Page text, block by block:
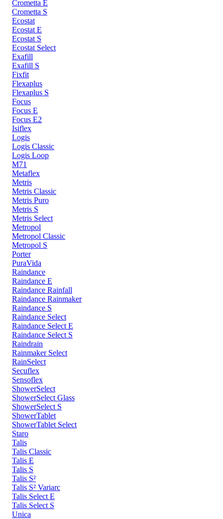
Crometta E
Crometta S
Ecostat
Ecostat E
Ecostat S
Ecostat Select
Exafill
Exafill S
Fixfit
Flexaplus
Flexaplus S
Focus
Focus E
Focus E2
Isiflex
Logis
Logis Classic
Logis Loop
M71
Metaflex
Metris
Metris Classic
Metris Puro
Metris S
Metris Select
Metropol
Metropol Classic
Metropol S
Porter
PuraVida
Raindance
Raindance E
Raindance Rainfall
Raindance Rainmaker
Raindance S
Raindance Select
Raindance Select E
Raindance Select S
Raindrain
Rainmaker Select
RainSelect
Secuflex
Sensoflex
ShowerSelect
ShowerSelect Glass
ShowerSelect S
ShowerTablet
ShowerTablet Select
Staro
Talis
Talis Classic
Talis E
Talis S
Talis S²
Talis S² Variarc
Talis Select E
Talis Select S
Unica